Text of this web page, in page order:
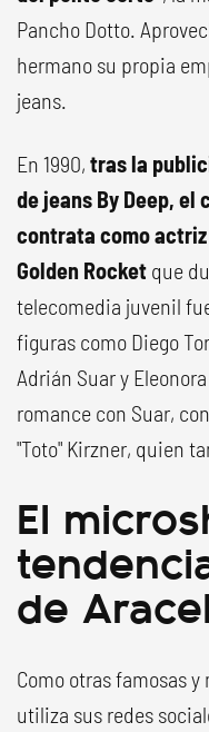
Pancho Dotto.
hermano su propia
jeans.
En 1990, tras la
de jeans By Deep, el
contrata como
Golden Rocket que
telecomedia juvenil
figuras como Diego
Adrián Suar y
romance con Suar,
"Toto" Kirzner, quien
El
de
Como otras famosas y
utiliza sus redes